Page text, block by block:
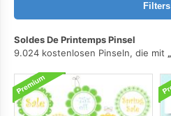
Filters
Soldes De Printemps Pinsel
9.024 kostenlosen Pinseln, die mit